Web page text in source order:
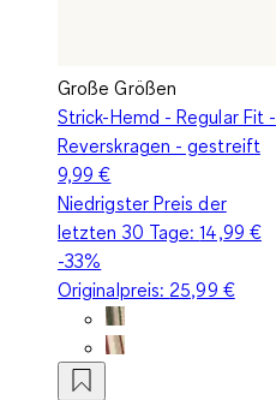
Große Größen
Strick-Hemd - Regular Fit -
Reverskragen - gestreift
9,99 €
Niedrigster Preis der
letzten 30 Tage:14,99 €
-33%
Originalpreis: 25,99 €